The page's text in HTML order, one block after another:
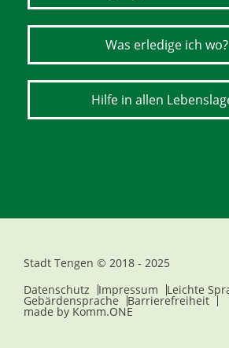
Was erledige ich wo?
Hilfe in allen
Stadt Tengen © 2018 - 2025
Datenschutz
Impressum Leichte
Gebärdensprache Barrierefreiheit
made by Komm.ONE